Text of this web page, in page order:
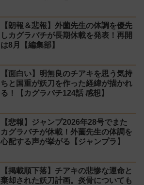
【朗報＆悲報】外薗先生の体調を優先
しカグラバチが長期休載を発表！再開
は8月【編集部】
【面白い】明無良のチアキを思う気持
ちと国重が妖刀を作った経緯が描かれ
る！【カグラバチ124話 感想】
【悲報】ジャンプ2026年28号でまた
カグラバチが休載！外薗先生の体調を
心配する声が挙がる【ジャンプラ】
【掲載順下落】チアキの悲惨な運命と
棄却された妖刀計画。炎骨についても